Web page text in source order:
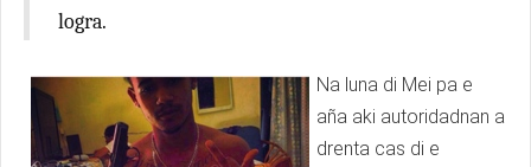
logra.
Na luna di Mei pa e
aña aki autoridadnan a
drenta cas di e